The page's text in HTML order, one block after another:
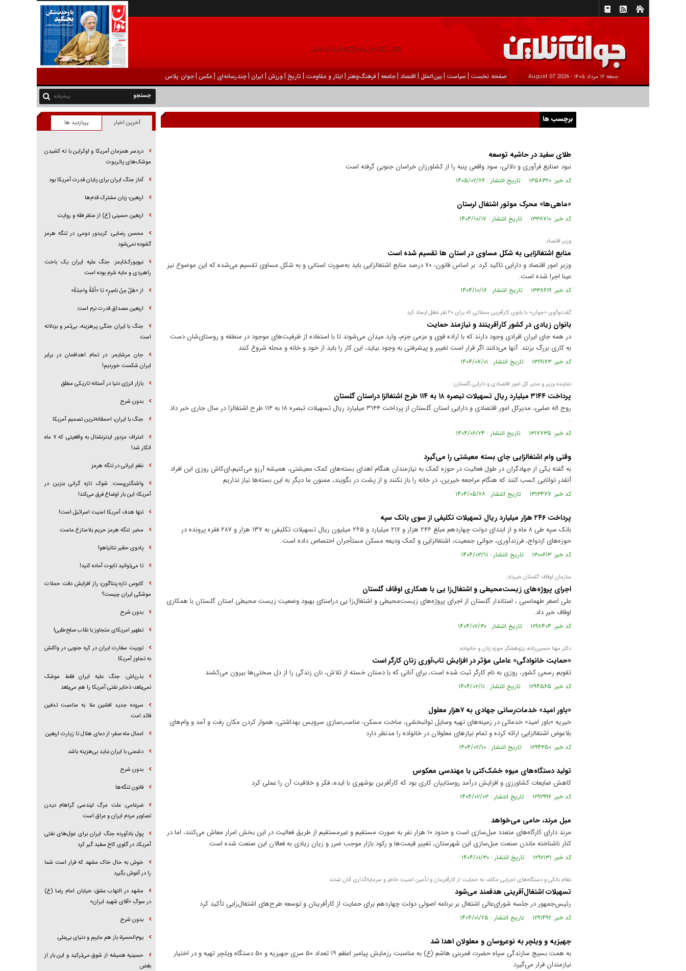
جمعه ۱۶ مرداد ۱۴۰۵ - 2026 August 07 صفحه نخست | سیاست |بين‌الملل | اقتصاد |جامعه |فرهنگ‌و‌هنر | ایثار و مقاومت |تاریخ |ورزش | ايران |چندرسانه‌ای |عکس |جوان پلاس
پیشرفته
برچسب ها
طلای سفید در حاشیه توسعه
نبود صنایع فرآوری و دلالی، سود واقعی پنبه را از کشاورزان خراسان جنوبی گرفته است
کد خبر: ۱۳۵۸۳۲۰ تاریخ انتشار : ۱۴۰۵/۰۲/۲۶
«ماهی‌ها» محرک موتور اشتغال لرستان
کد خبر: ۱۳۳۸۷۱۰ تاریخ انتشار : ۱۴۰۴/۱۰/۱۷
وزیر اقتصاد:
منابع اشتغالزایی به شکل مساوی در استان ها تقسیم شده است
وزیر امور اقتصاد و دارایی تاکید کرد: بر اساس قانون، ۷۰ درصد منابع اشتغالزایی باید به‌صورت استانی و به شکل مساوی تقسیم می‌شده که این موضوع نیز
عینا اجرا شده است.
کد خبر: ۱۳۳۸۶۱۹ تاریخ انتشار : ۱۴۰۴/۱۰/۱۶
گفت‌وگوی «جوان» با بانوی کارآفرین محلاتی که برای ۲۰ نفر شغل ایجاد کرد
بانوان زیادی در کشور کارآفرینند و نیازمند حمایت
در همه جای ایران افرادی وجود دارند که با اراده قوی و عزمی جزم، وارد میدان می‌شوند تا با استفاده از ظرفیت‌های موجود در منطقه و روستای‌شان دست
به کاری بزرگ بزنند. آنها می‌دانند اگر قرار است تغییر و پیشرفتی به وجود بیاید، این کار را باید از خود و خانه و محله شروع کنند
کد خبر: ۱۳۱۹۱۷۳ تاریخ انتشار : ۱۴۰۴/۰۷/۰۱
نماینده وزیر و مدیر کل امور اقتصادی و دارایی گلستان:
پرداخت ۳۱۴۴ میلیارد ریال تسهیلات تبصره ۱۸ به ۱۱۴ طرح اشتغالزا دراستان گلستان
روح اله صلبی، مدیرکل امور اقتصادی و دارایی استان گلستان از پرداخت ۳۱۴۴ میلیارد ریال تسهیلات تبصره ۱۸ به ۱۱۴ طرح اشتغالزا در سال جاری خبر داد
.
کد خبر: ۱۳۱۷۷۳۵ تاریخ انتشار : ۱۴۰۴/۰۶/۲۴
وقتی وام اشتغالزایی جای بسته معیشتی را می‌گیرد
به گفته یکی از جهادگران در طول فعالیت در حوزه کمک به نیازمندان هنگام اهدای بسته‌های کمک معیشتی، همیشه آرزو می‌کنیم،‌ای‌کاش روزی این افراد
آنقدر توانایی کسب کنند که هنگام مراجعه خیرین، در خانه را باز نکنند و از پشت در بگویند، ممنون ما دیگر به این بسته‌ها نیاز نداریم
کد خبر: ۱۳۱۳۴۷۷ تاریخ انتشار : ۱۴۰۴/۰۵/۲۸
پرداخت ۲۴۶ هزار میلیارد ریال تسهیلات تکلیفی از سوی بانک سپه
بانک سپه طی ۸ ماه و از ابتدای دولت چهاردهم مبلغ ۲۴۶ هزار و ۲۱۷ میلیارد و ۲۶۵ میلیون ریال تسهیلات تکلیفی به ۱۳۷ هزار و ۲۸۷ فقره پرونده در
حوزه‌های ازدواج، فرزندآوری، جوانی جمعیت، اشتغالزایی و کمک ودیعه مسکن مستأجران اختصاص داده است.
کد خبر: ۱۳۰۰۶۱۳ تاریخ انتشار : ۱۴۰۴/۰۳/۱۱
سازمان اوقاف گلستان خبرداد:
اجرای پروژه‌های زیست‌محیطی و اشتغال‌زا یی با همکاری اوقاف گلستان
علی اصغر طهماسبی ، استاندار گلستان از اجرای پروژه‌های زیست‌محیطی و اشتغال‌زا یی دراستای بهبود وضعیت زیست محیطی استان گلستان با همکاری
اوقاف خبر داد.
کد خبر: ۱۲۹۸۴۰۴ تاریخ انتشار : ۱۴۰۴/۰۲/۳۰
دکتر مهنا حسین‌زاده، پژوهشگر حوزه زنان و خانواده:
«حمایت خانوادگی» عاملی مؤثر در افزایش تاب‌آوری زنان کارگر است
تقویم رسمی کشور، روزی به نام کارگر ثبت شده است، برای آنانی که با دستان خسته از تلاش، نان زندگی را از دل سختی‌ها بیرون می‌کشند
کد خبر: ۱۲۹۴۵۶۵ تاریخ انتشار : ۱۴۰۴/۰۲/۱۱
«باور امید» خدمات‌رسانی جهادی به ۷هزار معلول
خیریه «باور امید» خدماتی در زمینه‌های تهیه وسایل توانبخشی، ساخت مسکن، مناسب‌سازی سرویس بهداشتی، هموار کردن مکان رفت و آمد و وام‌های
بلاعوض اشتغالزایی ارائه کرده و تمام نیاز‌های معلولان در خانواده را مدنظر دارد
کد خبر: ۱۲۹۴۳۵۰ تاریخ انتشار : ۱۴۰۴/۰۲/۱۰
تولید دستگاه‌های میوه خشک‌کنی با مهندسی معکوس
کاهش ضایعات کشاورزی و افزایش درآمد روستاییان کاری بود که کارآفرین بوشهری با ایده، فکر و خلاقیت آن را عملی کرد
کد خبر: ۱۲۹۲۹۹۶ تاریخ انتشار : ۱۴۰۴/۰۲/۰۳
مبل مرند، حامی می‌خواهد
مرند دارای کارگاه‌های متعدد مبل‌سازی است و حدود ۱۰ هزار نفر به صورت مستقیم و غیرمستقیم از طریق فعالیت در این بخش امرار معاش می‌کنند، اما در
کنار ناشناخته ماندن صنعت مبل‌سازی این شهرستان، تغییر قیمت‌ها و رکود بازار موجب ضرر و زیان زیادی به فعالان این صنعت شده است.
کد خبر: ۱۲۹۲۱۳۱ تاریخ انتشار : ۱۴۰۴/۰۱/۳۰
نظام بانکی و دستگاه‌های اجرایی مکلف به حمایت از کارآفرینان و تأمین امنیت خاطر و سرمایه‌گذاری آنان شدند
تسهیلات اشتغال‌آفرینی هدفمند می‌شود
رئیس‌جمهور در جلسه شورای‌عالی اشتغال بر برنامه اصولی دولت چهاردهم برای حمایت از کارآفرینان و توسعه طرح‌های اشتغال‌زایی تأکید کرد
کد خبر: ۱۲۹۱۴۹۲ تاریخ انتشار : ۱۴۰۴/۰۱/۲۵
جهیزیه و ویلچر به نوعروسان و معلولان اهدا شد
به همت بسیج سازندگی سپاه حضرت قمربنی هاشم (ع) به مناسبت رزمایش پیامبر اعظم ۱۹ تعداد ۵۰ سری جهیزیه و ۵۰ دستگاه ویلچر تهیه و در اختیار
نیازمندان قرار می‌گیرد.
آخرین اخبار پربازدید ها
دردسر همزمان آمریکا و اوکراین با ته کشیدن
موشک‌های پاتریوت
آغاز جنگ ایران برای پایان قدرت آمریکا بود
اربعین؛ زبان مشترک قدم‌ها
اربعین حسینی (ع) از منظر فقه و روایت
محسن رضایی: کریدور دومی در تنگه هرمز
گشوده نمی‌شود
نیویورک‌تایمز: جنگ علیه ایران یک باخت
راهبردی و مایه شرم بوده است
از «هَلْ مِنْ ناصِرٍ» تا «اُمَّةً واحِدَةً»
اربعین مصداق قدرت نرم است
جنگ با ایران جنگی پرهزینه، بی‌ثمر و بزدلانه
است
جان مرشایمر: در تمام اهدافمان در برابر
ایران شکست خوردیم!
بازار انرژی دنیا در آستانه تاریکی مطلق
بدون شرح
جنگ با ایران، احمقانه‌ترین تصمیم آمریکا
اعتراف مزدور اینترنشنال به واقعیتی که ۷ ماه
انکار شد!
نظم ایرانی در تنگه هرمز
واشنگتن‌پست: شوک تازه گرانی بنزین در
آمریکا؛ این بار اوضاع فرق می‌کند!
تنها هدف آمریکا امنیت اسرائیل است!
مخبر: تنگه هرمز حریم بلامنازع ماست
پادوی حقیر نتانیاهو!
تا می‌توانید تابوت آماده کنید!
کابوس تازه پنتاگون؛ راز افزایش دقت حملات
موشکی ایران چیست؟
بدون شرح
تطهیر امریکای متجاوز با نقاب صلح‌طلبی!
توییت سفارت ایران در کره جنوبی در واکنش
به تجاوز آمریکا
بذرپاش: ‏جنگ علیه ایران فقط موشک
نمی‌بلعد؛ ذخایر نفتی آمریکا را هم می‌بلعد
سروده جدید افشین علا به مناسبت تدفین
قائد امت
اعمال ماه صفر؛ از دعای هلال تا زیارت اربعین
دشمنی با ایران نباید بی‌هزینه باشد
بدون شرح
قانون تنگه‌ها
ضرغامی: علت مرگ لیندسی گراهام دیدن
تصاویر مردم ایران و عراق است
پول بادآورده جنگ ایران برای غول‌های نفتی
آمریکا، در گلوی کاخ سفید گیر کرد
خوش به حال خاک مشهد که قرار است شما
را در آغوش بگیرد
مشهد در التهاب عشق؛ خیابان امام رضا (ع)
در سوگِ «آقای شهید ایران»
بدون شرح
یوم‌الحسرة؛ باز هم ماییم و دنیای بی‌علی
حسینیه همیشه از شوق می‌ترکید و این بار از
بغض